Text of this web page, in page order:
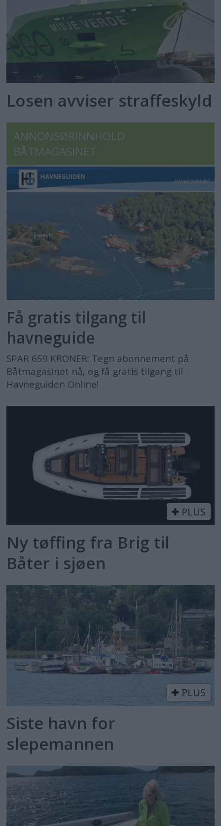
Losen avviser straffeskyld
ANNONSØRINNHOLD
BÅTMAGASINET
Få gratis tilgang til
havneguide
SPAR 659 KRONER: Tegn abonnement på
Båtmagasinet nå, og få gratis tilgang til
Havneguiden Online!
PLUS
Ny tøffing fra Brig til
Båter i sjøen
PLUS
Siste havn for
slepemannen